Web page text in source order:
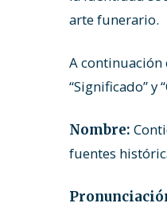
arte funerario.
A continuación
“Significado” y
Nombre:
fuentes